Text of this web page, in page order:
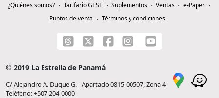
¿Quiénes somos? Tarifario GESE Suplementos Ventas
e-Paper
Puntos de venta
Términos y condiciones
© 2019 La Estrella de Panamá
C/ Alejandro A. Duque G. - Apartado 0815-00507, Zona 4
Teléfono: +507 204-0000